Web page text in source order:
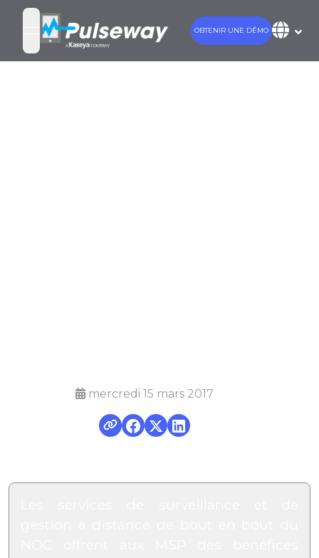
open navigation menu
OBTENIR UNE DÉMO
mercredi 15 mars 2017